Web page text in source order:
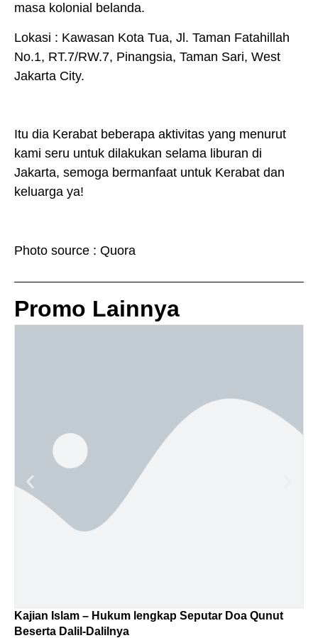
masa kolonial belanda.
Lokasi : Kawasan Kota Tua, Jl. Taman Fatahillah
No.1, RT.7/RW.7, Pinangsia, Taman Sari, West
Jakarta City.
Itu dia Kerabat beberapa aktivitas yang menurut
kami seru untuk dilakukan selama liburan di
Jakarta, semoga bermanfaat untuk Kerabat dan
keluarga ya!
Photo source : Quora
Promo Lainnya
Tempat Wisata Hits di Sekitar Jakarta